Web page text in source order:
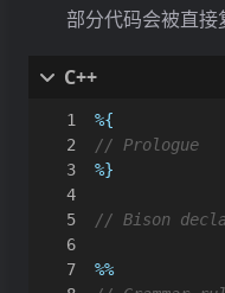
部分代码会被直接
%{
%}
%%